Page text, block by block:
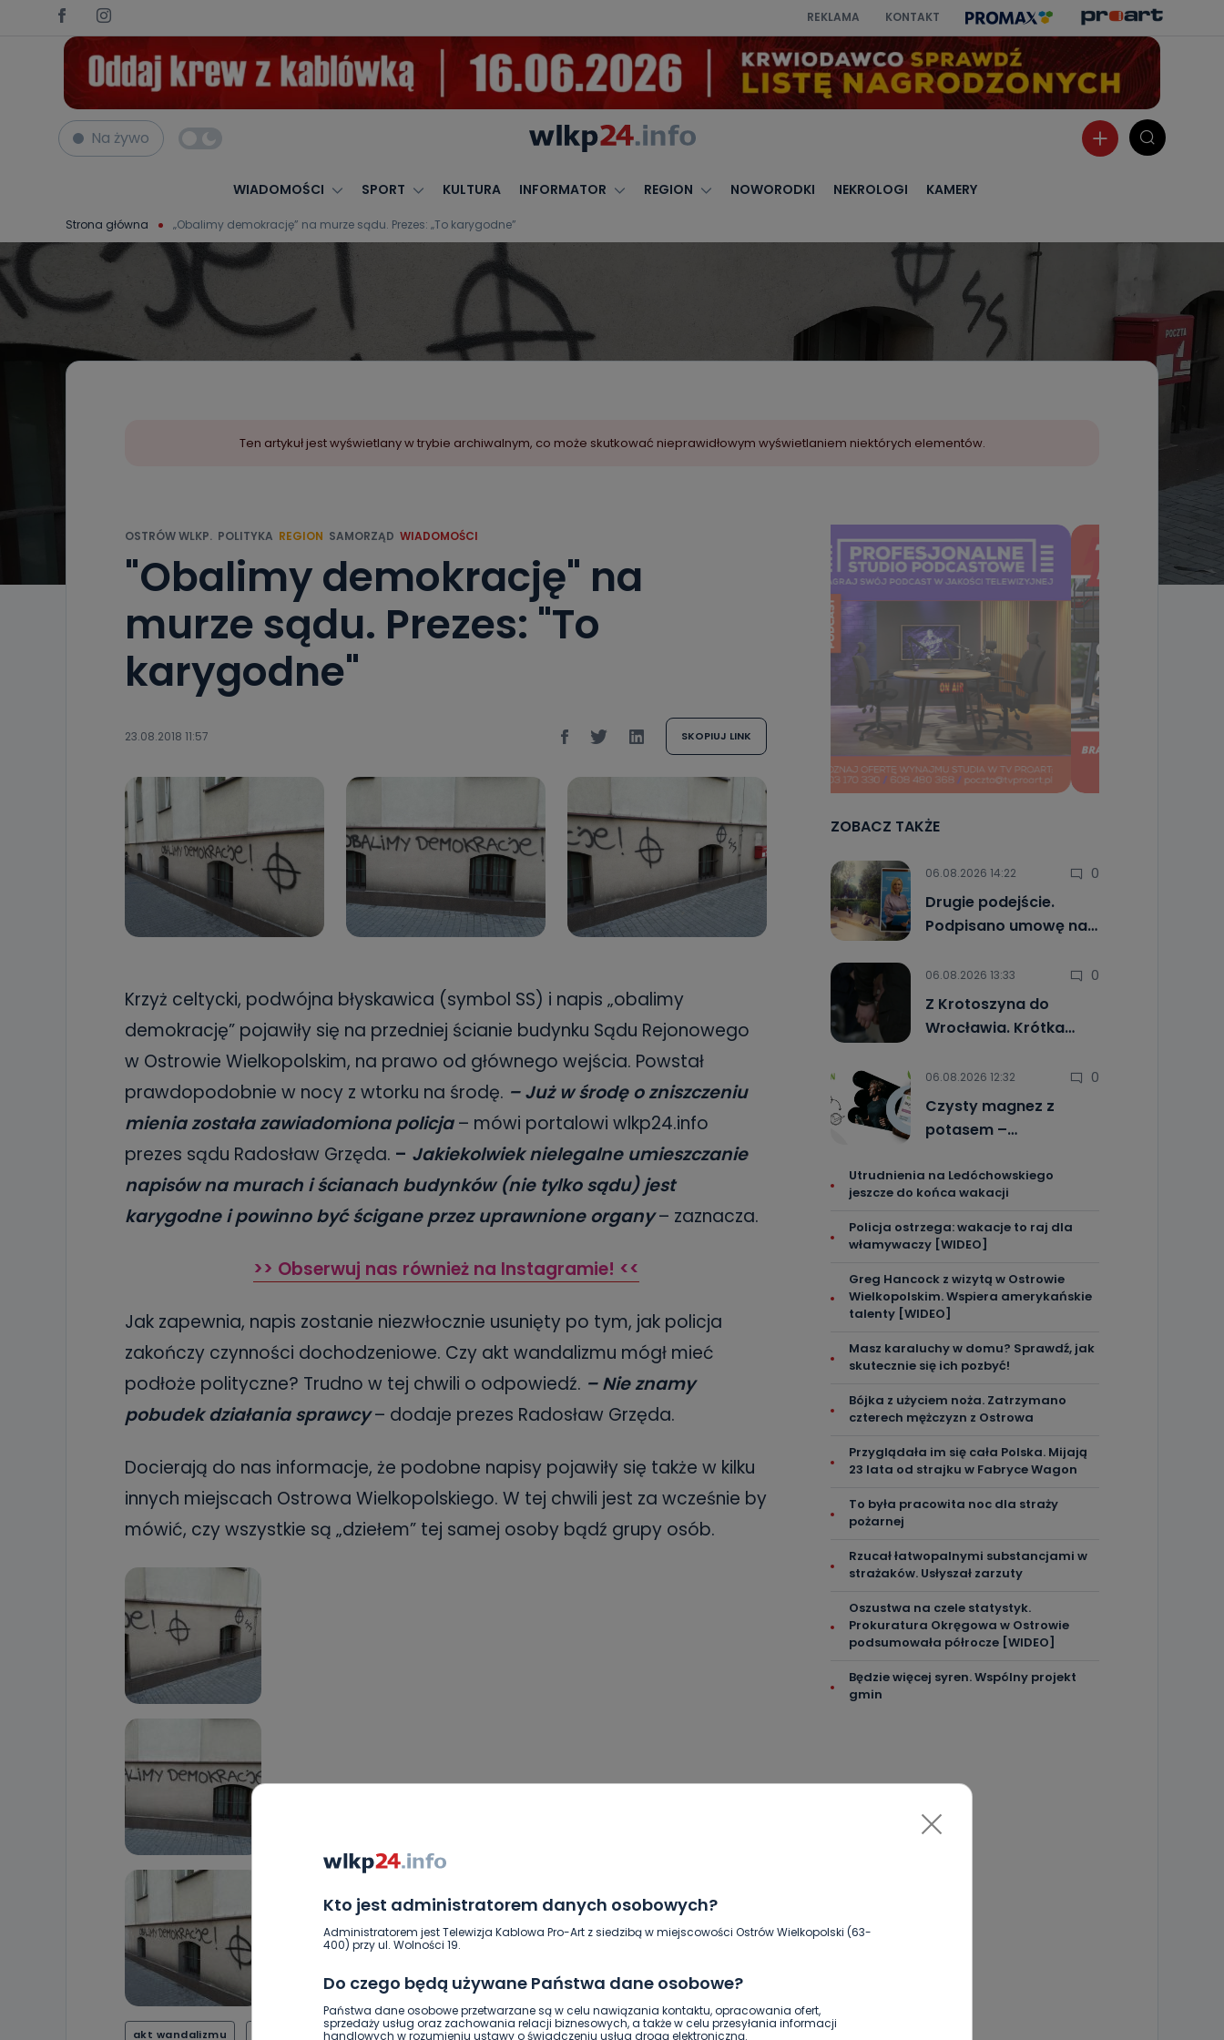
REKLAMA KONTAKT
Na żywo
WIADOMOŚCI SPORT KULTURA INFORMATOR REGION NOWORODKI NEKROLOGI KAMERY
Strona główna „Obalimy demokrację” na murze sądu. Prezes: „To karygodne”
Kto jest administratorem danych osobowych?
Administratorem jest Telewizja Kablowa Pro-Art z siedzibą w miejscowości Ostrów Wielkopolski (63-
400) przy ul. Wolności 19.
Do czego będą używane Państwa dane osobowe?
Państwa dane osobowe przetwarzane są w celu nawiązania kontaktu, opracowania ofert,
sprzedaży usług oraz zachowania relacji biznesowych, a także w celu przesyłania informacji
handlowych w rozumieniu ustawy o świadczeniu usług drogą elektroniczną.
Ten artykuł jest wyświetlany w trybie archiwalnym, co może skutkować nieprawidłowym wyświetlaniem niektórych elementów.
OSTRÓW WLKP. POLITYKA REGION SAMORZĄD WIADOMOŚCI
"Obalimy demokrację" na
murze sądu. Prezes: "To
karygodne"
23.08.2018 11:57 SKOPIUJ LINK
Krzyż celtycki, podwójna błyskawica (symbol SS) i napis „obalimy
demokrację” pojawiły się na przedniej ścianie budynku Sądu Rejonowego
w Ostrowie Wielkopolskim, na prawo od głównego wejścia. Powstał
prawdopodobnie w nocy z wtorku na środę. – Już w środę o zniszczeniu
mienia została zawiadomiona policja– mówi portalowi wlkp24.info
prezes sądu Radosław Grzęda. – Jakiekolwiek nielegalne umieszczanie
napisów na murach i ścianach budynków (nie tylko sądu) jest
karygodne i powinno być ścigane przez uprawnione organy– zaznacza.
>> Obserwuj nas również na Instagramie! <<
Jak zapewnia, napis zostanie niezwłocznie usunięty po tym, jak policja
zakończy czynności dochodzeniowe. Czy akt wandalizmu mógł mieć
podłoże polityczne? Trudno w tej chwili o odpowiedź. –Nie znamy
pobudek działania sprawcy– dodaje prezes Radosław Grzęda.
Docierają do nas informacje, że podobne napisy pojawiły się także w kilku
innych miejscach Ostrowa Wielkopolskiego. W tej chwili jest za wcześnie by
mówić, czy wszystkie są „dziełem” tej samej osoby bądź grupy osób.
akt wandalizmu obalimy demokrację sąd rejonowy ostrów wlkp.
ZOBACZ TAKŻE
06.08.2026 14:22 0
Drugie podejście.
Podpisano umowę na…
06.08.2026 13:33 0
Z Krotoszyna do
Wrocławia. Krótka…
06.08.2026 12:32 0
Czysty magnez z
potasem –…
Utrudnienia na Ledóchowskiego
jeszcze do końca wakacji
Policja ostrzega: wakacje to raj dla
włamywaczy [WIDEO]
Greg Hancock z wizytą w Ostrowie
Wielkopolskim. Wspiera amerykańskie
talenty [WIDEO]
Masz karaluchy w domu? Sprawdź, jak
skutecznie się ich pozbyć!
Bójka z użyciem noża. Zatrzymano
czterech mężczyzn z Ostrowa
Przyglądała im się cała Polska. Mijają
23 lata od strajku w Fabryce Wagon
To była pracowita noc dla straży
pożarnej
Rzucał łatwopalnymi substancjami w
strażaków. Usłyszał zarzuty
Oszustwa na czele statystyk.
Prokuratura Okręgowa w Ostrowie
podsumowała półrocze [WIDEO]
Będzie więcej syren. Wspólny projekt
gmin